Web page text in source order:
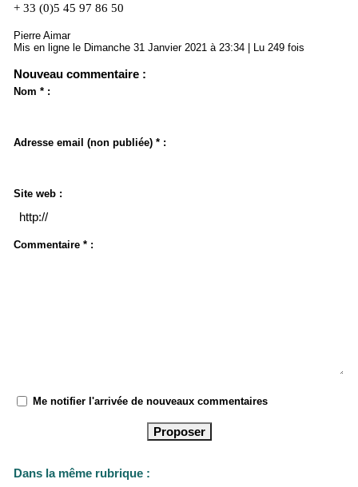
+ 33 (0)5 45 97 86 50
Pierre Aimar
Mis en ligne le Dimanche 31 Janvier 2021 à 23:34 | Lu 249 fois
Nouveau commentaire :
Nom * :
Adresse email (non publiée) * :
Site web :
Commentaire * :
Me notifier l'arrivée de nouveaux commentaires
Dans la même rubrique :